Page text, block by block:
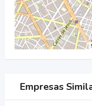
Empresas